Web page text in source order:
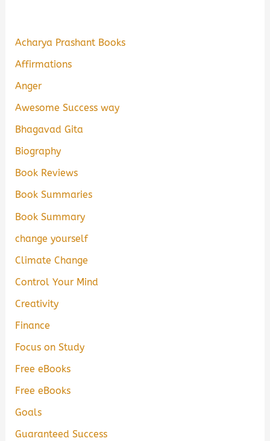
Acharya Prashant Books
Affirmations
Anger
Awesome Success way
Bhagavad Gita
Biography
Book Reviews
Book Summaries
Book Summary
change yourself
Climate Change
Control Your Mind
Creativity
Finance
Focus on Study
Free eBooks
Free eBooks
Goals
Guaranteed Success